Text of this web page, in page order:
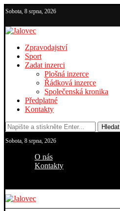
Sobota, 8 srpna, 2026
Zpravodajství
Sport
Zadat inzerci
Plošná inzerce
Řádková inzerce
Společenská kronika
Předplatné
Kontakty
Hledat
Sobota, 8 srpna, 2026
O nás
Kontakty